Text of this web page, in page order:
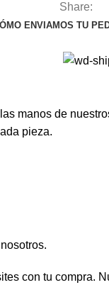
Share:
ENVIAMOS TU
manos de
pieza.
con tu compra.